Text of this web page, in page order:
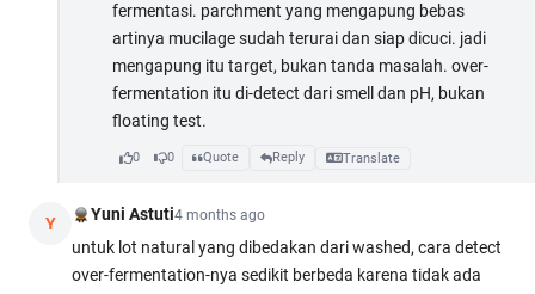
fermentasi. parchment yang mengapung bebas
artinya mucilage sudah terurai dan siap dicuci. jadi
mengapung itu target, bukan tanda masalah. over-
fermentation itu di-detect dari smell dan pH, bukan
floating test.
0 0 Quote Reply Translate
Y Yuni Astuti4 months ago
untuk lot natural yang dibedakan dari washed, cara detect
over-fermentation-nya sedikit berbeda karena tidak ada